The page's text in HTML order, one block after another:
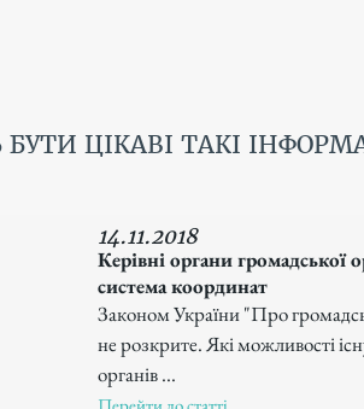
ЦІКАВІ ТАКІ
Керівні органи громадської
система координат
Законом України "Про
не розкрите. Які можливості
органів ...
14.11.2018
Перейти до статті